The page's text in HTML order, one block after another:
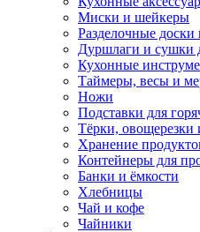
Миски и шейкеры
Разделочные
Дуршлаги и сушки
Кухонные
Таймеры, весы и
Ножи
Подставки для
Тёрки, овощерезки
Хранение
Контейнеры для
Банки и ёмкости
Хлебницы
Чай и кофе
Чайники